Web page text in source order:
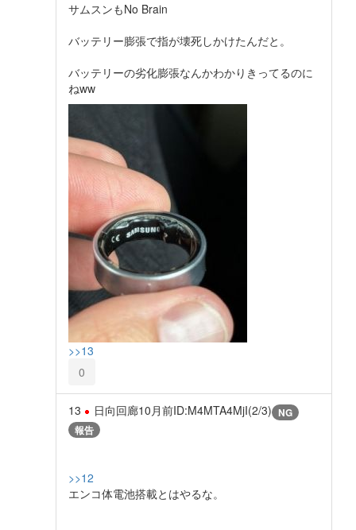
サムスンもNo Brain
バッテリー膨張で指が壊死しかけたんだと。
バッテリーの劣化膨張なんかわかりきってるのに
ねww
>>13
0
13 日向回廊10月前ID:M4MTA4MjI(2/3) NG
報告
>>12
エンコ体電池搭載とはやるな。